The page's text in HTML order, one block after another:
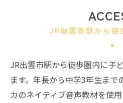
JR出雲市駅から徒
JR出雲市駅から徒歩圏内に子
ます。年長から中学3年生まで
カのネイティブ音声教材を使